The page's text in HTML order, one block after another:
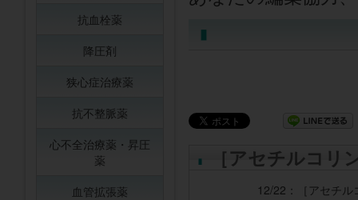
［アセチルコリ
12/22： ［アセチ
抗血栓薬
降圧剤
狭心症治療薬
抗不整脈薬
心不全治療薬・昇圧
薬
血管拡張薬